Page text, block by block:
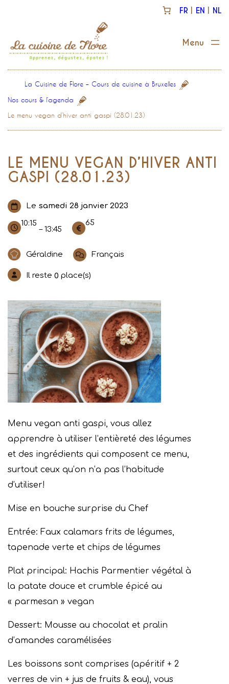
FR EN NL
La Cuisine de Flore – Cours de cuisine à Bruxelles
Nos cours & l’agenda
Le menu vegan d’hiver anti gaspi (28.01.23)
LE MENU VEGAN D’HIVER ANTI
GASPI (28.01.23)
Le samedi 28 janvier 2023
10:15
– 13:45
65
Géraldine Français
Il reste 0 place(s)
Menu vegan anti gaspi, vous allez
apprendre à utiliser l’entièreté des légumes
et des ingrédients qui composent ce menu,
surtout ceux qu’on n’a pas l’habitude
d’utiliser!
Mise en bouche surprise du Chef
Entrée: Faux calamars frits de légumes,
tapenade verte et chips de légumes
Plat principal: Hachis Parmentier végétal à
la patate douce et crumble épicé au
« parmesan » vegan
Dessert: Mousse au chocolat et pralin
d’amandes caramélisées
Les boissons sont comprises (apéritif + 2
verres de vin + jus de fruits & eau), vous